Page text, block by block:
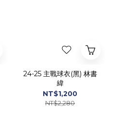
24-25 主戰球衣(黑) 林書
緯
NT$1,200
NT$2,280